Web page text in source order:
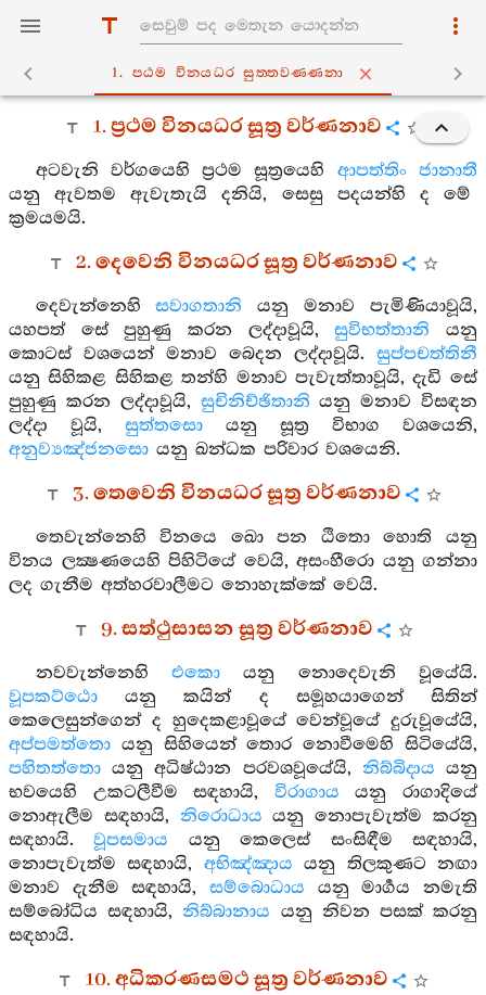
1. පඨම විනයධර සුත‍්තවණ‍්ණනා
1. ප්‍රථම විනයධර සූත්‍ර වර්ණනාව
අටවැනි වර්ගයෙහි ප්‍රථම සූත්‍රයෙහි ආපත්තිං ජානාතී
යනු ඇවතම ඇවැතැයි දනියි, සෙසු පදයන්හි ද මේ
ක්‍රමයමයි.
2. දෙවෙනි විනයධර සූත්‍ර වර්ණනාව
දෙවැන්නෙහිසවාගතානි යනු මනාව පැමිණියාවූයි,
යහපත් සේ පුහුණු කරන ලද්දාවූයි,සුවිභත්තානි යනු
කොටස් වශයෙන් මනාව බෙදන ලද්දාවූයි. සුප්පචත්තිනී
යනු සිහිකළ සිහිකළ තන්හි මනාව පැවැත්තාවූයි, දැඩි සේ
පුහුණු කරන ලද්දාවූයි, සුචිනිච්ඡිතානි යනු මනාව විසඳන
ලද්දා වූයි, සුත්තසො යනු සූත්‍ර විභාග වශයෙනි,
අනුව්‍යඤ්ජනසො යනු ඛන්ධක පරිවාර වශයෙනි.
3. තෙවෙනි විනයධර සූත්‍ර වර්ණනාව
තෙවැන්නෙහි විනයෙ ඛො පන ඨිතො හොති යනු
විනය ලක්‍ෂණයෙහි පිහිටියේ වෙයි, අසංහීරො යනු ගන්නා
ලද ගැනීම අත්හරවාලීමට නොහැක්කේ වෙයි.
9. සත්ථුසාසන සූත්‍ර වර්ණනාව
නවවැන්නෙහි එකොයනු නොදෙවැනි වූයේයි.
වූපකට්ඨො යනු කයින් ද සමූහයාගෙන් සිතින්
කෙලෙසුන්ගෙන් ද හුදෙකළාවූයේ වෙන්වූයේ දුරුවූයේයි,
අප්පමත්තො යනු සිහියෙන් තොර නොවීමෙහි සිටියේයි,
පහිතත්තො යනු අධිෂ්ඨාන පරවශවූයේයි, නිබ්බිදාය යනු
භවයෙහි උකටලීවීම සඳහායි, විරාගායයනු රාගාදියේ
නොඇලීම සඳහායි, නිරොධාය යනු නොපැවැත්ම කරනු
සඳහායි.වූපසමාය යනු කෙලෙස් සංසිඳීම සඳහායි,
නොපැවැත්ම සඳහායි, අභිඤ්ඤාය යනු තිලකුණට නඟා
මනාව දැනීම සඳහායි, සම්බොධාය යනු මාර්‍ගය නමැති
සම්බෝධිය සඳහායි,නිබ්බානාය යනු නිවන පසක් කරනු
සඳහායි.
10. අධිකරණසමථ සූත්‍ර වර්ණනාව